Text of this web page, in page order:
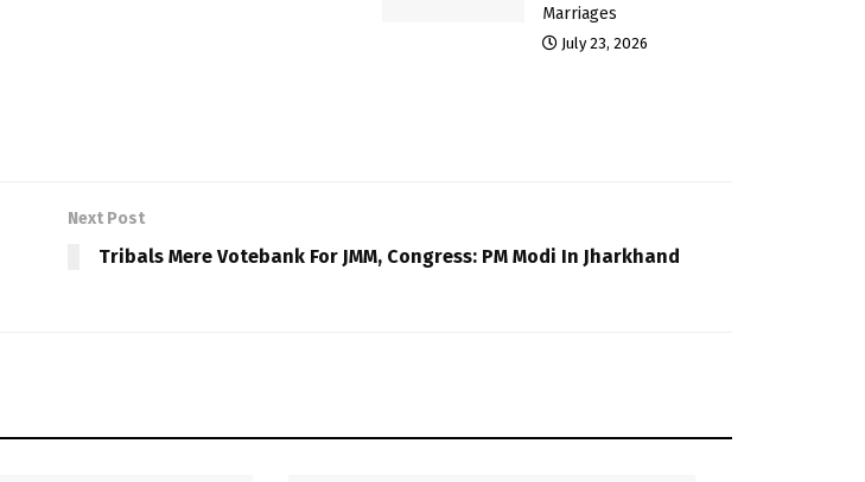
Marriages
July 23, 2026
Next Post
Tribals Mere Votebank For JMM, Congress: PM Modi In Jharkhand